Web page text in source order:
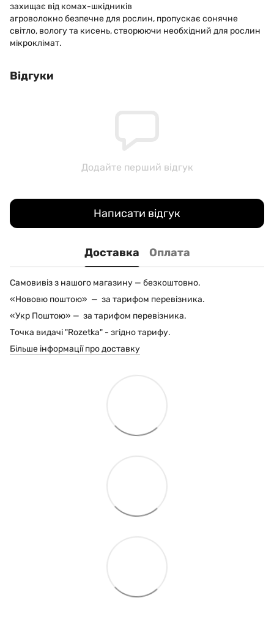
захищає від комах-шкідників
агроволокно безпечне для рослин, пропускає сонячне
світло, вологу та кисень, створюючи необхідний для рослин
мікроклімат.
Відгуки
Додайте перший відгук
Написати відгук
Доставка Оплата
Самовивіз з нашого магазину — безкоштовно.
«Нововю поштою» — за тарифом перевізника.
«Укр Поштою» — за тарифом перевізника.
Точка видачі "Rozetka" - згідно тарифу.
Більше інформації про доставку